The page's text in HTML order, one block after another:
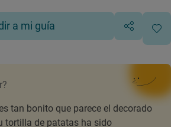
a mi guía
tan bonito que parece el decorado
tortilla de patatas ha sido